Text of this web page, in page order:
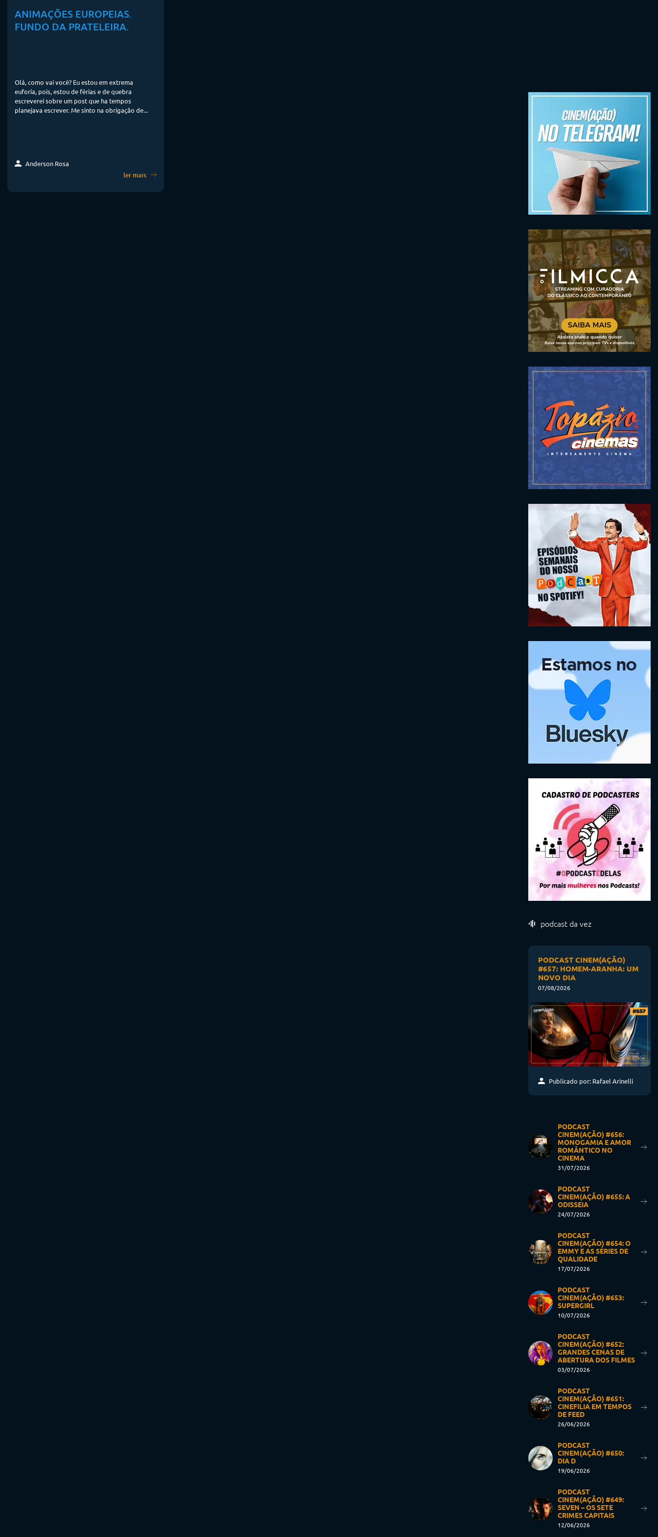
ANIMAÇÕES EUROPEIAS.
FUNDO DA PRATELEIRA.
Olá, como vai você? Eu estou em extrema
euforia, pois, estou de férias e de quebra
escreverei sobre um post que ha tempos
planejava escrever. Me sinto na obrigação de...
Anderson Rosa
ler mais
podcast da vez
PODCAST CINEM(AÇÃO)
#657: HOMEM-ARANHA: UM
NOVO DIA
07/08/2026
Publicado por: Rafael Arinelli
PODCAST
CINEM(AÇÃO) #656:
MONOGAMIA E AMOR
ROMÂNTICO NO
CINEMA
31/07/2026
PODCAST
CINEM(AÇÃO) #655: A
ODISSEIA
24/07/2026
PODCAST
CINEM(AÇÃO) #654: O
EMMY E AS SÉRIES DE
QUALIDADE
17/07/2026
PODCAST
CINEM(AÇÃO) #653:
SUPERGIRL
10/07/2026
PODCAST
CINEM(AÇÃO) #652:
GRANDES CENAS DE
ABERTURA DOS FILMES
03/07/2026
PODCAST
CINEM(AÇÃO) #651:
CINEFILIA EM TEMPOS
DE FEED
26/06/2026
PODCAST
CINEM(AÇÃO) #650:
DIA D
19/06/2026
PODCAST
CINEM(AÇÃO) #649:
SEVEN – OS SETE
CRIMES CAPITAIS
12/06/2026